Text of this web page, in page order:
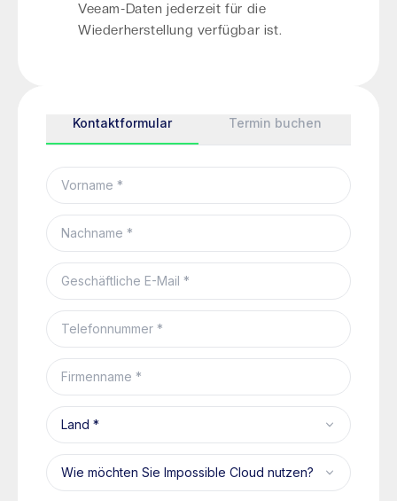
Veeam-Daten jederzeit für die
Wiederherstellung verfügbar ist.